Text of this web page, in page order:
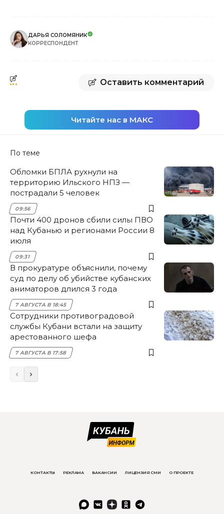
ДАРЬЯ СОЛОМЯНИК
КОРРЕСПОНДЕНТ
Оставить комментарий
Читайте нас в МАКС
По теме
Обломки БПЛА рухнули на
территорию Ильского НПЗ —
пострадали 5 человек
09:56
Почти 400 дронов сбили силы ПВО
над Кубанью и регионами России 8
июля
09:31
В прокуратуре объяснили, почему
суд по делу об убийстве кубанских
аниматоров длился 3 года
7 АВГУСТА В 18:45
Сотрудники противоградовой
службы Кубани встали на защиту
арестованного шефа
7 АВГУСТА В 17:58
КОНТАКТЫ РЕКЛАМА ВАКАНСИИ ЛИЦЕНЗИЯ СМИ О ПРОЕКТЕ